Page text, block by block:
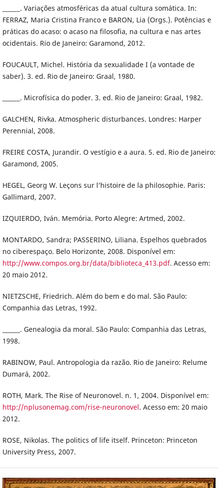
______. Variações atmosféricas da atual cultura somática. In:
FERRAZ, Maria Cristina Franco e BARON, Lia (Orgs.). Potências e
práticas do acaso: o acaso na filosofia, na cultura e nas artes
ocidentais. Rio de Janeiro: Garamond, 2012.
FOUCAULT, Michel. História da sexualidade I (a vontade de
saber). 3. ed. Rio de Janeiro: Graal, 1980.
______. Microfísica do poder. 3. ed. Rio de Janeiro: Graal, 1982.
GALCHEN, Rivka. Atmospheric disturbances. Londres: Harper
Perennial, 2008.
FREIRE COSTA, Jurandir. O vestígio e a aura. 5. ed. Rio de Janeiro:
Garamond, 2005.
HEGEL, Georg W. Leçons sur l’histoire de la philosophie. Paris:
Gallimard, 2007.
IZQUIERDO, Iván. Memória. Porto Alegre: Artmed, 2002.
MONTARDO, Sandra; PASSERINO, Liliana. Espelhos quebrados
no ciberespaço. Belo Horizonte, 2008. Disponível em:
http://www.compos.org.br/data/biblioteca_413.pdf. Acesso em:
20 maio 2012.
NIETZSCHE, Friedrich. Além do bem e do mal. São Paulo:
Companhia das Letras, 1992.
______. Genealogia da moral. São Paulo: Companhia das Letras,
1998.
RABINOW, Paul. Antropologia da razão. Rio de Janeiro: Relume
Dumará, 2002.
ROTH, Mark. The Rise of Neuronovel. n. 1, 2004. Disponível em:
http://nplusonemag.com/rise-neuronovel. Acesso em: 20 maio
2012.
ROSE, Nikolas. The politics of life itself. Princeton: Princeton
University Press, 2007.